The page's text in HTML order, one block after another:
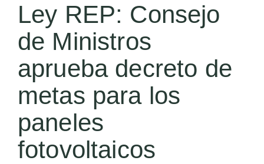
Ley REP: Consejo
de Ministros
aprueba decreto de
metas para los
paneles
fotovoltaicos